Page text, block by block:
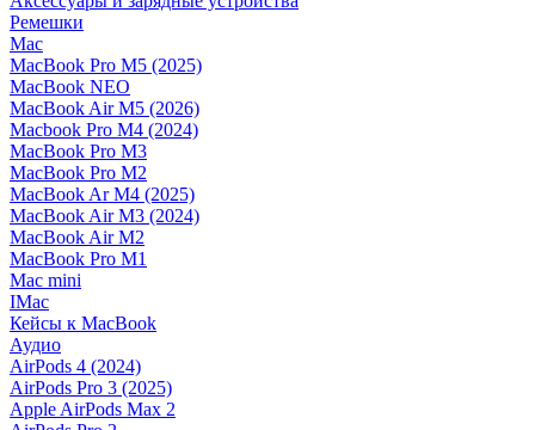
Ремешки
Mac
MacBook Pro M5 (2025)
MacBook NEO
MacBook Air M5 (2026)
Macbook Pro M4 (2024)
MacBook Pro M3
MacBook Pro M2
MacBook Ar M4 (2025)
MacBook Air M3 (2024)
MacBook Air M2
MacBook Pro M1
Mac mini
IMac
Кейсы к MacBook
Аудио
AirPods 4 (2024)
AirPods Pro 3 (2025)
Apple AirPods Max 2